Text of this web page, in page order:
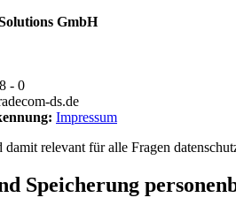
GmbH
- 0
ds.de
Impressum
relevant für alle Fragen
Speicherung